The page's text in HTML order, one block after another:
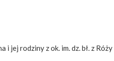
i jej rodziny z ok. im. dz. bł. z